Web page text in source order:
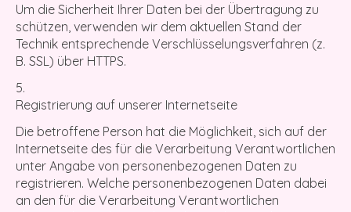
Um die Sicherheit Ihrer Daten bei der Übertragung zu
schützen, verwenden wir dem aktuellen Stand der
Technik entsprechende Verschlüsselungsverfahren (z.
B. SSL) über HTTPS.
Registrierung auf unserer Internetseite
Die betroffene Person hat die Möglichkeit, sich auf der
Internetseite des für die Verarbeitung Verantwortlichen
unter Angabe von personenbezogenen Daten zu
registrieren. Welche personenbezogenen Daten dabei
an den für die Verarbeitung Verantwortlichen